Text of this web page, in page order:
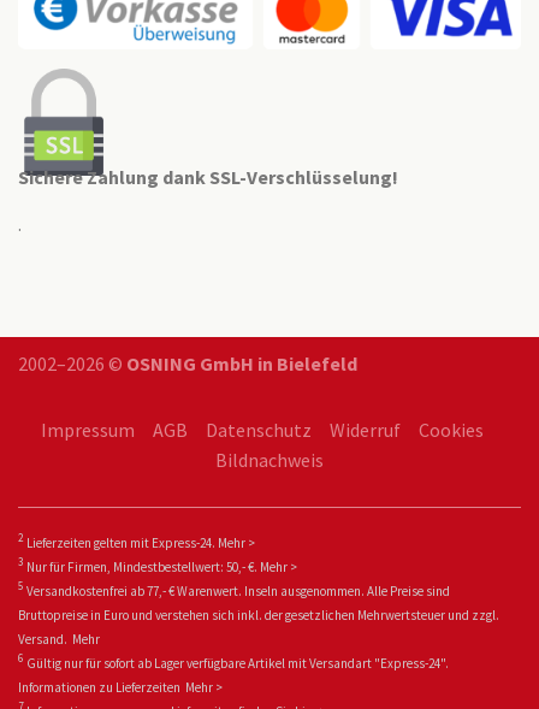
Sichere Zahlung dank SSL-Verschlüsselung!
.
2002–2026 © OSNING GmbH in Bielefeld
Impressum AGB Datenschutz Widerruf
Cookies
Bildnachweis
2 Lieferzeiten gelten mit Express-24. Mehr >
3 Nur für Firmen, Mindestbestellwert: 50,- €. Mehr >
5 Versandkostenfrei ab 77,- € Warenwert. Inseln ausgenommen. Alle Preise sind
Bruttopreise in Euro und verstehen sich inkl. der gesetzlichen Mehrwertsteuer und zzgl.
Versand. Mehr
6 Gültig nur für sofort ab Lager verfügbare Artikel mit Versandart "Express-24".
Informationen zu Lieferzeiten Mehr >